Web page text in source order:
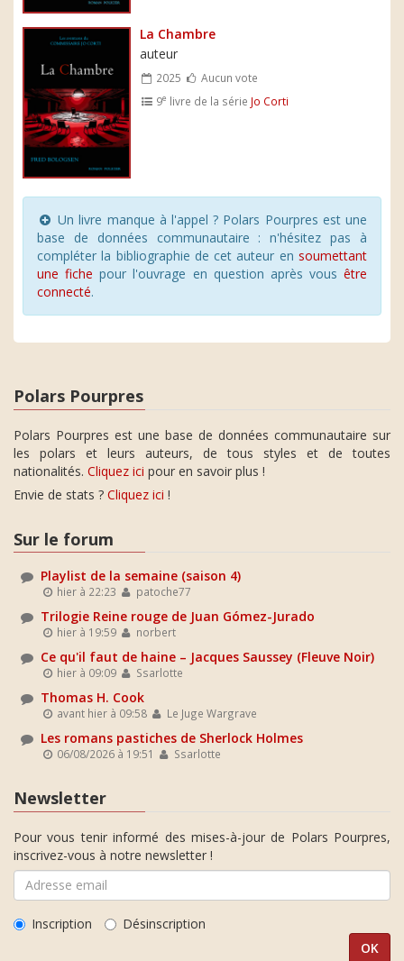
La Chambre
auteur
2025
Aucun vote
9e livre de la série Jo Corti
Un livre manque à l'appel ? Polars Pourpres est une
base de données communautaire : n'hésitez pas à
compléter la bibliographie de cet auteur en soumettant
une fiche pour l'ouvrage en question après vous être
connecté.
Polars Pourpres
Polars Pourpres est une base de données communautaire sur
les polars et leurs auteurs, de tous styles et de toutes
nationalités. Cliquez ici pour en savoir plus !
Envie de stats ? Cliquez ici !
Sur le forum
Playlist de la semaine (saison 4)
hier à 22:23 patoche77
Trilogie Reine rouge de Juan Gómez-Jurado
hier à 19:59 norbert
Ce qu'il faut de haine – Jacques Saussey (Fleuve Noir)
hier à 09:09 Ssarlotte
Thomas H. Cook
avant hier à 09:58 Le Juge Wargrave
Les romans pastiches de Sherlock Holmes
06/08/2026 à 19:51 Ssarlotte
Newsletter
Pour vous tenir informé des mises-à-jour de Polars Pourpres,
inscrivez-vous à notre newsletter !
Inscription Désinscription